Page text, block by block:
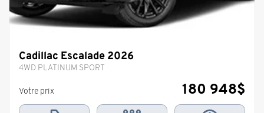
Cadillac Escalade 2026
4WD PLATINUM SPORT
Votre prix 180 948$